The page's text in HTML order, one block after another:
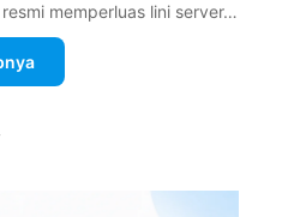
memperluas lini server…